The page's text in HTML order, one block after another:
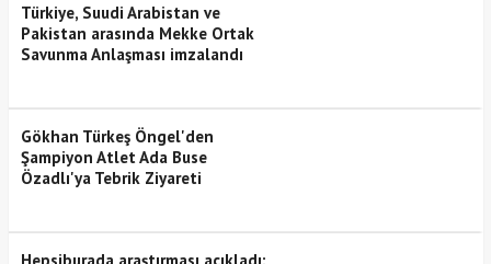
Türkiye, Suudi Arabistan ve
Pakistan arasında Mekke Ortak
Savunma Anlaşması imzalandı
Gökhan Türkeş Öngel'den
Şampiyon Atlet Ada Buse
Özadlı'ya Tebrik Ziyareti